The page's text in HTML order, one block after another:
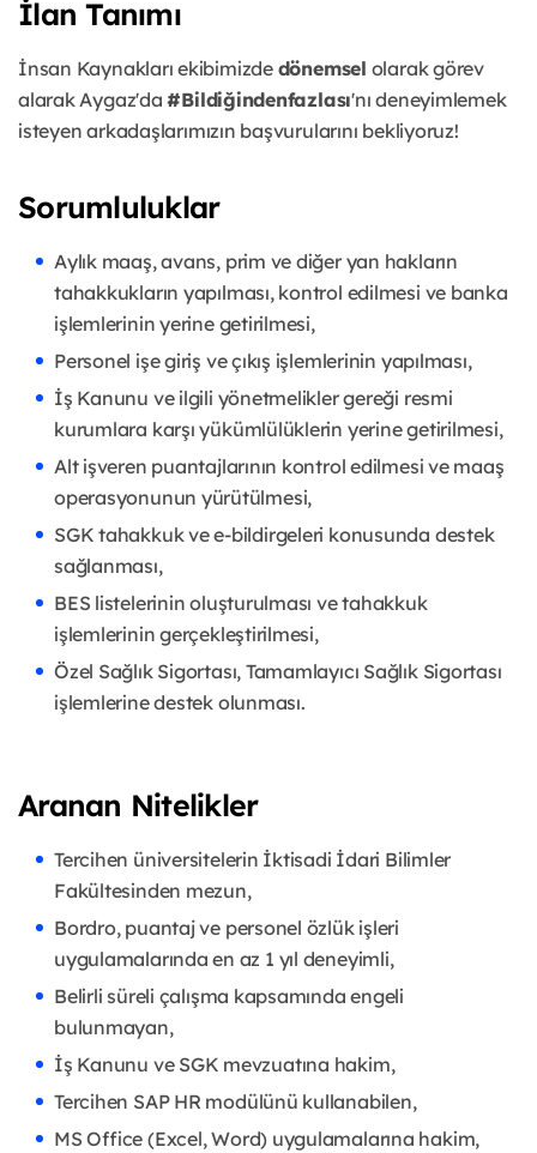
İlan Tanımı
İnsan Kaynakları ekibimizde dönemsel olarak görev
alarak Aygaz'da#Bildiğindenfazlası'nı deneyimlemek
isteyen arkadaşlarımızın başvurularını bekliyoruz!
Sorumluluklar
Aylık maaş, avans, prim ve diğer yan hakların
tahakkukların yapılması, kontrol edilmesi ve banka
işlemlerinin yerine getirilmesi,
Personel işe giriş ve çıkış işlemlerinin yapılması,
İş Kanunu ve ilgili yönetmelikler gereği resmi
kurumlara karşı yükümlülüklerin yerine getirilmesi,
Alt işveren puantajlarının kontrol edilmesi ve maaş
operasyonunun yürütülmesi,
SGK tahakkuk ve e-bildirgeleri konusunda destek
sağlanması,
BES listelerinin oluşturulması ve tahakkuk
işlemlerinin gerçekleştirilmesi,
Özel Sağlık Sigortası, Tamamlayıcı Sağlık Sigortası
işlemlerine destek olunması.
Aranan Nitelikler
Tercihen üniversitelerin İktisadi İdari Bilimler
Fakültesinden mezun,
Bordro, puantaj ve personel özlük işleri
uygulamalarında en az 1 yıl deneyimli,
Belirli süreli çalışma kapsamında engeli
bulunmayan,
İş Kanunu ve SGK mevzuatına hakim,
Tercihen SAP HR modülünü kullanabilen,
MS Office (Excel, Word) uygulamalarına hakim,